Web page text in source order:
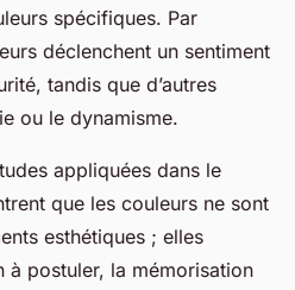
spécifiques. Par
déclenchent un sentiment
tandis que d’autres
ou le dynamisme.
appliquées dans le
que les couleurs ne sont
esthétiques ; elles
à postuler, la mémorisation